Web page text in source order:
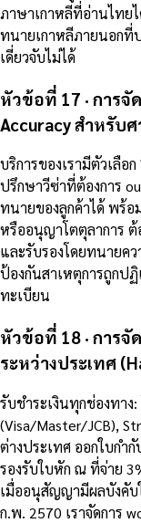
ภาษาเกาหลีที่อ่านไทย
ทนายเกาหลีภายนอกที่
เดี่ยวจับไม่ได้
หัวข้อที่ 17 · การ
Accuracy สำหรับ
บริการของเรามีตัวเลื
ปรึกษาวีซ่าที่ต้องการ
ทนายของลูกค้าได้ พร้อ
หรืออนุญาโตตุลาการ
และรับรองโดยทนายค
ป้องกันสาเหตุการถูกป
ทะเบียน
หัวข้อที่ 18 · การ
ระหว่างประเทศ
รับชำระเงินทุกช่องทาง
(Visa/Master/JCB),
ต่างประเทศ ออกใบก
รองรับใบหัก ณ ที่จ่าย
เมื่ออนุสัญญามีผลบังคับ
ก.พ. 2570 เราจัดการ